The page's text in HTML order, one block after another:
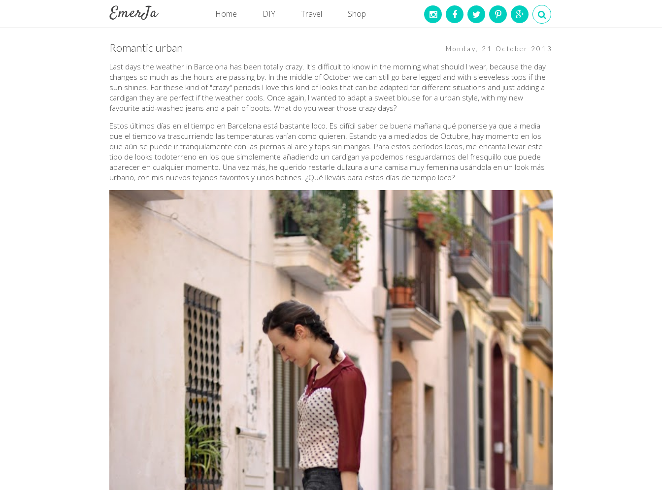
Home DIY Travel Shop
Monday, 21 October 2013
Romantic urban
Last days the weather in Barcelona has been totally crazy. It's difficult to know in the morning what should I wear, because the day
changes so much as the hours are passing by. In the middle of October we can still go bare legged and with sleeveless tops if the
sun shines. For these kind of "crazy" periods I love this kind of looks that can be adapted for different situations and just adding a
cardigan they are perfect if the weather cools. Once again, I wanted to adapt a sweet blouse for a urban style, with my new
favourite acid-washed jeans and a pair of boots. What do you wear those crazy days?
Estos últimos días en el tiempo en Barcelona está bastante loco. Es difícil saber de buena mañana qué ponerse ya que a media
que el tiempo va trascurriendo las temperaturas varían como quieren. Estando ya a mediados de Octubre, hay momento en los
que aún se puede ir tranquilamente con las piernas al aire y tops sin mangas. Para estos períodos locos, me encanta llevar este
tipo de looks todoterreno en los que simplemente añadiendo un cardigan ya podemos resguardarnos del fresquillo que puede
aparecer en cualquier momento. Una vez más, he querido restarle dulzura a una camisa muy femenina usándola en un look más
urbano, con mis nuevos tejanos favoritos y unos botines. ¿Qué lleváis para estos días de tiempo loco?